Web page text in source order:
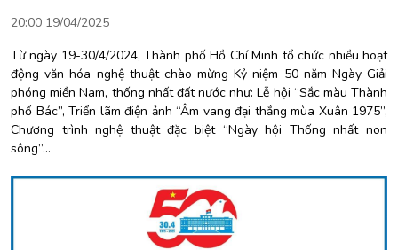
20:00 19/04/2025
Từ ngày 19-30/4/2024, Thành phố Hồ Chí Minh tổ chức nhiều hoạt
động văn hóa nghệ thuật chào mừng Kỷ niệm 50 năm Ngày Giải
phóng miền Nam, thống nhất đất nước như: Lễ hội “Sắc màu Thành
phố Bác”, Triển lãm điện ảnh “Âm vang đại thắng mùa Xuân 1975”,
Chương trình nghệ thuật đặc biệt “Ngày hội Thống nhất non
sông”…